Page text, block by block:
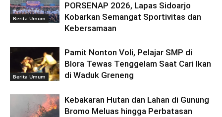
Berita Umum
PORSENAP 2026, Lapas Sidoarjo
Kobarkan Semangat Sportivitas dan
Kebersamaan
Berita Umum
Pamit Nonton Voli, Pelajar SMP di
Blora Tewas Tenggelam Saat Cari Ikan
di Waduk Greneng
Kebakaran Hutan dan Lahan di Gunung
Bromo Meluas hingga Perbatasan